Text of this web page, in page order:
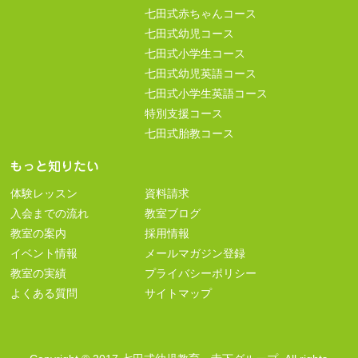
七田式赤ちゃんコース
七田式幼児コース
七田式小学生コース
七田式幼児英語コース
七田式小学生英語コース
特別支援コース
七田式胎教コース
体験レッスン
入会までの流れ
教室の案内
イベント情報
教室の実績
よくある質問
資料請求
教室ブログ
採用情報
メールマガジン登録
プライバシーポリシー
サイトマップ